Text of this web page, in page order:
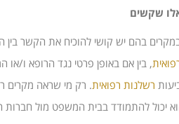
שקשים
בהם יש קושי להוכיח את הקשר
, בין אם באופן פרטי נגד הרופא ו/
רשלנות רפואית. רק מי שראה מקרים
יכול להתמודד בבית המשפט מול חברות